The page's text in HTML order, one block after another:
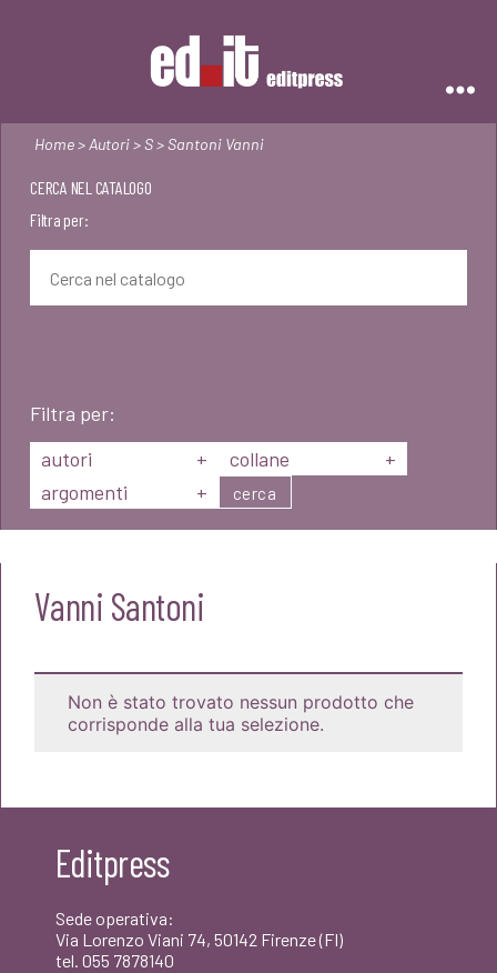
Home> Autori>S> Santoni Vanni
CERCA NEL CATALOGO
Filtra per:
Filtra per:
autori
+ collane
+
argomenti
+ cerca
Vanni Santoni
Non è stato trovato nessun prodotto che
corrisponde alla tua selezione.
Editpress
Sede operativa:
Via Lorenzo Viani 74, 50142 Firenze (FI)
tel. 055 7878140